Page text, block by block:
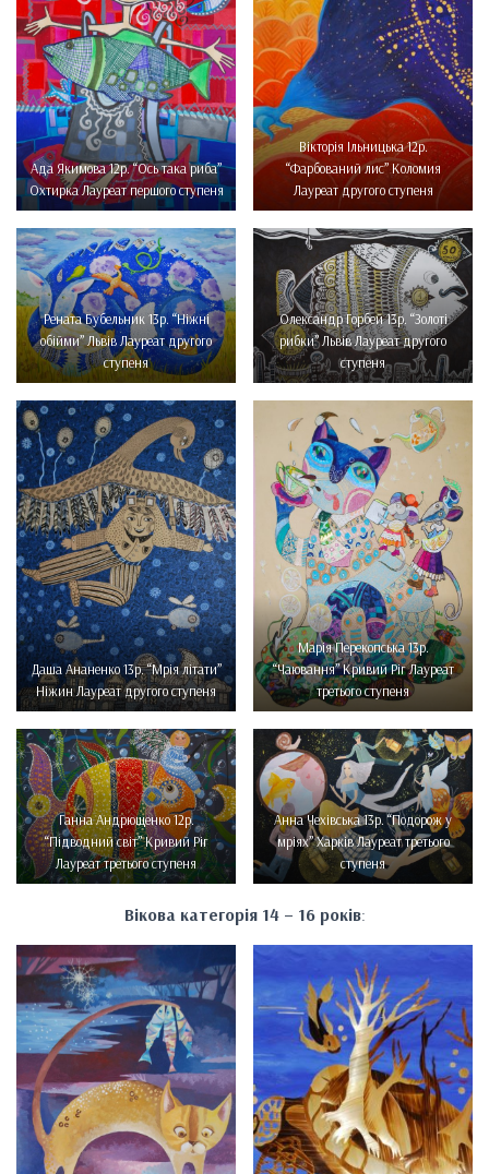
Ада Якимова 12р. “Ось така риба”
Охтирка Лауреат першого ступеня
Вікторія Ільницька 12р.
“Фарбований лис” Коломия
Лауреат другого ступеня
Рената Бубельник 13р. “Ніжні
обійми” Львів Лауреат другого
ступеня
Олександр Горбей 13р. “Золоті
рибки” Львів Лауреат другого
ступеня
Даша Ананенко 13р. “Мрія літати”
Ніжин Лауреат другого ступеня
Марія Перекопська 13р.
“Чаювання” Кривий Ріг Лауреат
третього ступеня
Ганна Андрющенко 12р.
“Підводний світ” Кривий Ріг
Лауреат третього ступеня
Анна Чехівська 13р. “Подорож у
мріях” Харків Лауреат третього
ступеня
Вікова категорія 14 – 16 років: